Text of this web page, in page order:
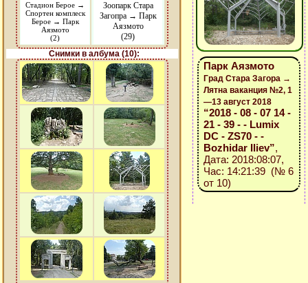
Стадион Берое →
Спортен комплеск
Берое → Парк
Аязмото
(2)
Зоопарк Стара
Загопра → Парк
Аязмото
(29)
Снимки в албума (10):
Парк Аязмото
Град Стара Загора →
Лятна ваканция №2, 1
—13 август 2018
“2018 - 08 - 07 14 -
21 - 39 - - Lumix
DC - ZS70 - -
Bozhidar Iliev”,
Дата: 2018:08:07,
Час: 14:21:39 (№ 6
от 10)